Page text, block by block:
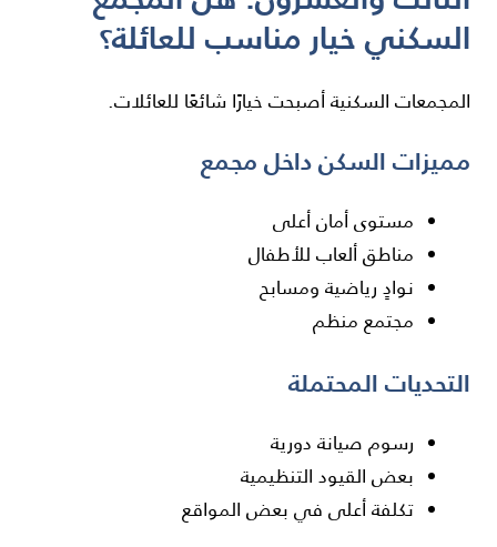
السكني خيار مناسب للعائلة؟
المجمعات السكنية أصبحت خيارًا شائعًا للعائلات.
مميزات السكن داخل مجمع
مستوى أمان أعلى
مناطق ألعاب للأطفال
نوادٍ رياضية ومسابح
مجتمع منظم
التحديات المحتملة
رسوم صيانة دورية
بعض القيود التنظيمية
تكلفة أعلى في بعض المواقع